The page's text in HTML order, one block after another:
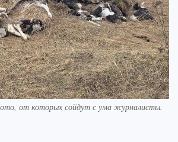
от которых сойдут с ума журналисты.